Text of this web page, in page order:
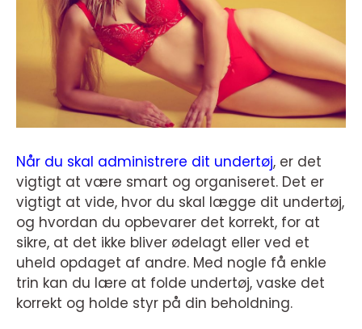
Når du skal administrere dit undertøj, er det
vigtigt at være smart og organiseret. Det er
vigtigt at vide, hvor du skal lægge dit undertøj,
og hvordan du opbevarer det korrekt, for at
sikre, at det ikke bliver ødelagt eller ved et
uheld opdaget af andre. Med nogle få enkle
trin kan du lære at folde undertøj, vaske det
korrekt og holde styr på din beholdning.